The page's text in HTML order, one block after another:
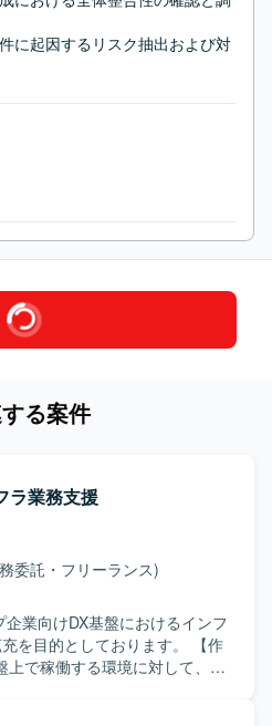
に起因するリスク抽出および対
る案件
ラ業務支援
委託・フリーランス)
企業向けDX基盤におけるインフ
目的としております。 【作
上で稼働する環境に対して、イ